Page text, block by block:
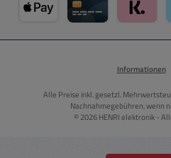
Informationen
Alle Preise inkl. gesetzl.
Nachnahmegebühren, wenn
© 2026 HENRI elektronik -